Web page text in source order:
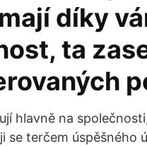
díky
ta
hlavně na
se terčem úspěšného